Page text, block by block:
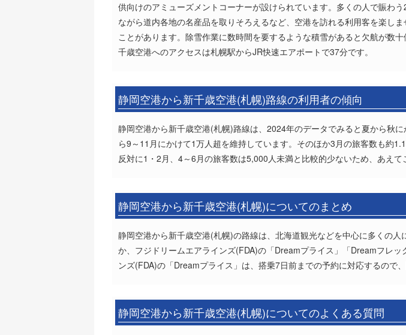
供向けのアミューズメントコーナーが設けられています。多くの人で賑わ
ながら道内各地の名産品を取りそろえるなど、空港を訪れる利用客を楽し
ことがあります。除雪作業に数時間を要するような積雪があると欠航が数
千歳空港へのアクセスは札幌駅からJR快速エアポートで37分です。
静岡空港から新千歳空港(札幌)路線の利用者の傾向
静岡空港から新千歳空港(札幌)路線は、2024年のデータでみると夏から秋
ら9～11月にかけて1万人超を維持しています。そのほか3月の旅客数も約
反対に1・2月、4～6月の旅客数は5,000人未満と比較的少ないため、あえて
静岡空港から新千歳空港(札幌)についてのまとめ
静岡空港から新千歳空港(札幌)の路線は、北海道観光などを中心に多くの
か、フジドリームエアラインズ(FDA)の「Dreamプライス」「Dreamフレ
ンズ(FDA)の「Dreamプライス」は、搭乗7日前までの予約に対応するので
静岡空港から新千歳空港(札幌)についてのよくある質問